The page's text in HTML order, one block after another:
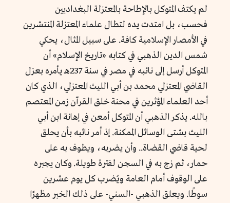
لم يكتف المتوكل بالإطاحة بالمعتزلة البغداديين
فحسب، بل امتدت يده لتطال علماء المعتزلة المنتشرين
في الأمصار الإسلامية كافة. على سبيل المثال، يحكي
شمس الدين الذهبي في كتابه «تاريخ الإسلام» أن
المتوكل أرسل إلى نائبه في مصر في سنة 237هـ يأمره بعزل
القاضي المعتزلي محمد بن أبي الليث المعتزلي، الذي كان
أحد العلماء المؤثرين في محنة خلق القرآن زمن المعتصم
بالله. يذكر الذهبي أن المتوكل أمعن في إهانة ابن أبي
الليث بشتى الوسائل الممكنة. إذ أمر نائبه بأن يحلق
لحية قاضي القضاة.. وأن يضربه، ويطوف به على
حمار، ثم زج به في السجن لفترة طويلة. وكان يجبره
على الوقوف أمام العامة ويُضرب كل يوم عشرين
سوطًا. ويعلق الذهبي -السني- على ذلك الخبر مظهرًا